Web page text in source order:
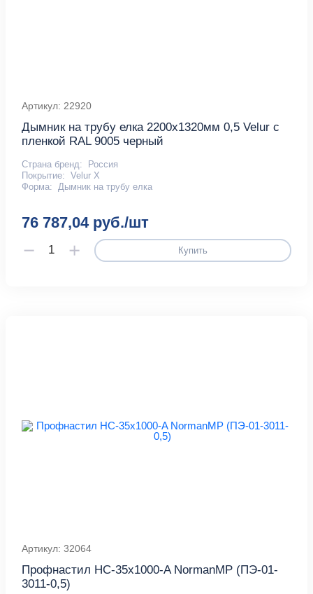
Артикул: 22920
Дымник на трубу елка 2200х1320мм 0,5 Velur с
пленкой RAL 9005 черный
Страна бренд:
Россия
Покрытие: Velur X
Форма: Дымник на трубу елка
76 787,04 руб./шт
Купить
Артикул: 32064
Профнастил НС-35x1000-A NormanMP (ПЭ-01-
3011-0,5)